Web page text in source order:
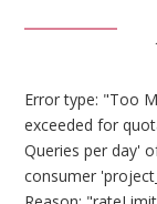
Error type: "Too
exceeded for
Queries per day'
consumer